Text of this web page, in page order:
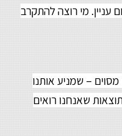
מי רוצה להתקרב
– שמניע אותנו
שאנחנו רואים